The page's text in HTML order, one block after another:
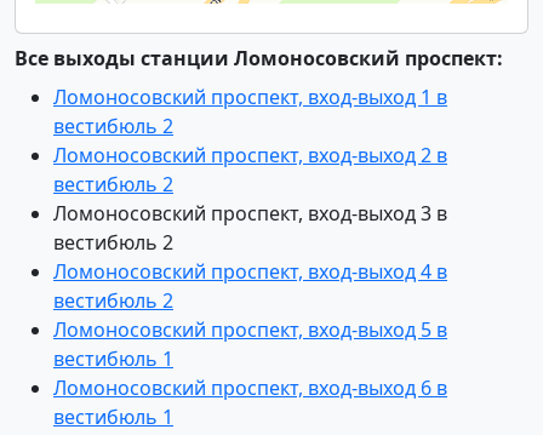
Все выходы станции Ломоносовский проспект:
Ломоносовский проспект, вход-выход 1 в
вестибюль 2
Ломоносовский проспект, вход-выход 2 в
вестибюль 2
Ломоносовский проспект, вход-выход 3 в
вестибюль 2
Ломоносовский проспект, вход-выход 4 в
вестибюль 2
Ломоносовский проспект, вход-выход 5 в
вестибюль 1
Ломоносовский проспект, вход-выход 6 в
вестибюль 1